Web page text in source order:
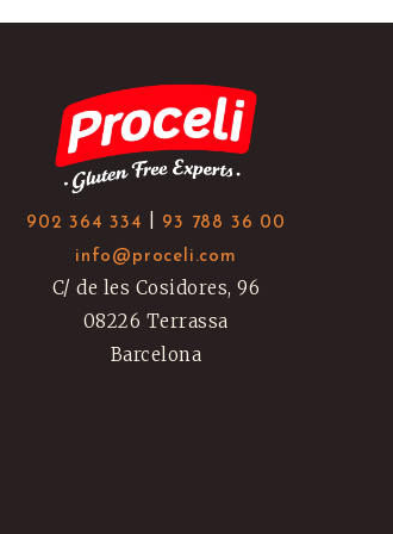
902 364 334
93 788 36 00
info@proceli.com
C/ de les Cosidores, 96
08226 Terrassa
Barcelona